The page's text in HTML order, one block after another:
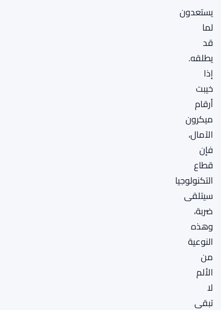
يستعدون
لما
قد
يطلقه.
إذا
خيبت
أرقام
ميكرون
الآمال،
فإن
قطاع
التكنولوجيا
سيتلقى
ضربة،
وهذه
النوعية
من
الألم
لا
تبقى